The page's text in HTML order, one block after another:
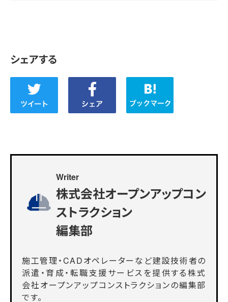
シェアする
Writer
株式会社オープンアップコン
ストラクション
編集部
施工管理・CADオペレーターなど建設技術者の
派遣・育成・転職支援サービスを提供する株式
会社オープンアップコンストラクションの編集部
です。